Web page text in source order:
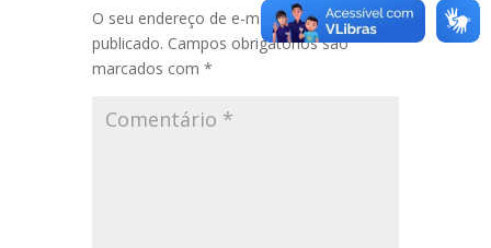
O seu endereço de e-mail não será
publicado. Campos obrigatórios são
marcados com *